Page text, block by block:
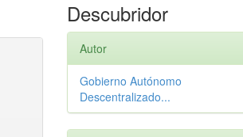
Descubridor
Autor
Gobierno Autónomo
Descentralizado...